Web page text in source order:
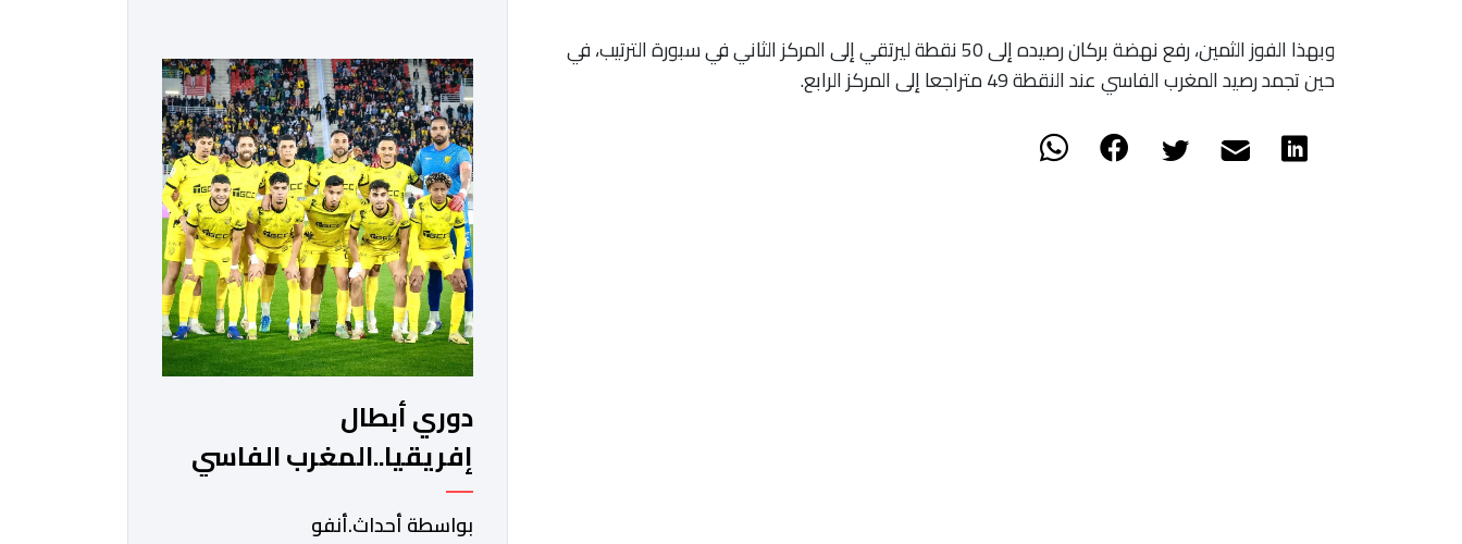
​وبهذا الفوز الثمين، رفع نهضة بركان رصيده إلى 50 نقطة ليرتقي إلى المركز الثاني في سبورة الترتيب، في
حين تجمد رصيد المغرب الفاسي عند النقطة 49 متراجعا إلى المركز الرابع.
مرتقبة أمام أندية غرب ووسط القارة. ​
وسيكون نادي الرجاء الرياضي على موعد
مع مواجهة المتأهل من المباراة التي
تجمع بين إيل كانيمي واريورز النيجيري
ونادي أوديب ممثل […]
دوري أبطال
إفريقيا..المغرب الفاسي
يواجه رحيمو البوركينابي
بواسطة أحداث.أنفو